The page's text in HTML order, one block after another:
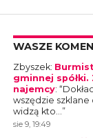
WASZE
Zbyszek:
gminnej
najemcy: “
wszędzie
widzą kto… ”
sie 9, 19:49